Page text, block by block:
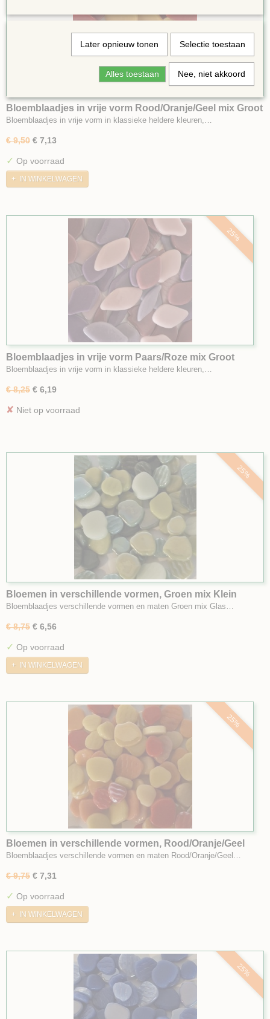
Bloemblaadjes in vrije vorm Rood/Oranje/Geel mix Groot
Bloemblaadjes in vrije vorm in klassieke heldere kleuren,…
€ 9,50 € 7,13
✓ Op voorraad
IN WINKELWAGEN
25%
Bloemblaadjes in vrije vorm Paars/Roze mix Groot
Bloemblaadjes in vrije vorm in klassieke heldere kleuren,…
€ 8,25 € 6,19
✘ Niet op voorraad
25%
Bloemen in verschillende vormen, Groen mix Klein
Bloemblaadjes verschillende vormen en maten Groen mix Glas…
€ 8,75 € 6,56
✓ Op voorraad
IN WINKELWAGEN
25%
Bloemen in verschillende vormen, Rood/Oranje/Geel
mix Klein
Bloemblaadjes verschillende vormen en maten Rood/Oranje/Geel…
€ 9,75 € 7,31
✓ Op voorraad
IN WINKELWAGEN
25%
Later opnieuw tonen Selectie toestaan
Alles toestaan Nee, niet akkoord